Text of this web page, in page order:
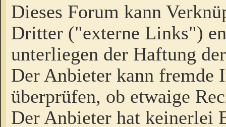
Dieses Forum kann
Dritter ("externe Links")
unterliegen der Haftung
Der Anbieter kann fremde
überprüfen, ob etwaige
Der Anbieter hat keinerlei